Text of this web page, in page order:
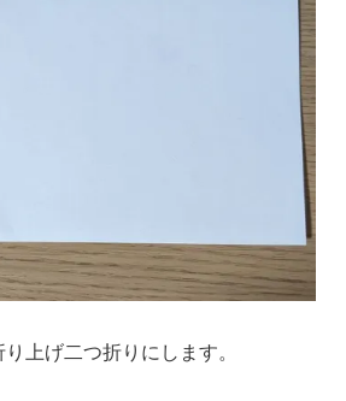
上げ二つ折りにします。